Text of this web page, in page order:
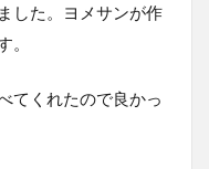
した。ヨメサンが作
。
てくれたので良かっ